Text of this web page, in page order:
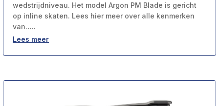
wedstrijdniveau. Het model Argon PM Blade is gericht
op inline skaten. Lees hier meer over alle kenmerken
van…..
Lees meer